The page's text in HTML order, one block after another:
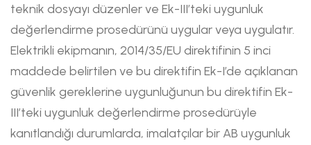
teknik dosyayı düzenler ve Ek-III’teki uygunluk
değerlendirme prosedürünü uygular veya uygulatır.
Elektrikli ekipmanın, 2014/35/EU direktifinin 5 inci
maddede belirtilen ve bu direktifin Ek-I’de açıklanan
güvenlik gereklerine uygunluğunun bu direktifin Ek-
III’teki uygunluk değerlendirme prosedürüyle
kanıtlandığı durumlarda, imalatçılar bir AB uygunluk